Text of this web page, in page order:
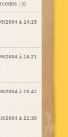
;-))
2004 à 14:15
2004 à 14:21
2004 à 10:47
2004 à 21:30